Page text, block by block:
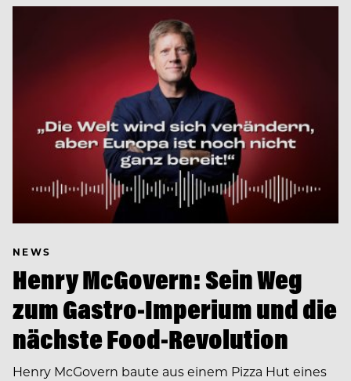
NEWS
Henry McGovern: Sein Weg
zum Gastro-Imperium und die
nächste Food-Revolution
Henry McGovern baute aus einem Pizza Hut eines